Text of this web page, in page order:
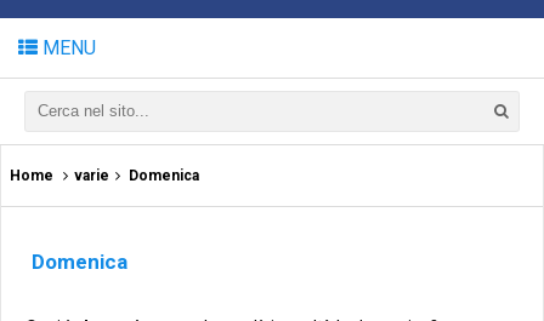
MENU
Home varie Domenica
Domenica